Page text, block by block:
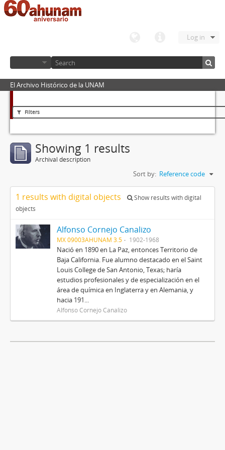
Log in
El Archivo Histórico de la UNAM
Filters
Showing 1 results
Archival description
Sort by: Reference code
1 results with digital objects
Show results with digital
objects
Alfonso Cornejo Canalizo
MX 09003AHUNAM 3.5 1902-1968
Nació en 1890 en La Paz, entonces Territorio de
Baja California. Fue alumno destacado en el Saint
Louis College de San Antonio, Texas; haría
estudios profesionales y de especialización en el
área de química en Inglaterra y en Alemania, y
hacia 191...
Alfonso Cornejo Canalizo